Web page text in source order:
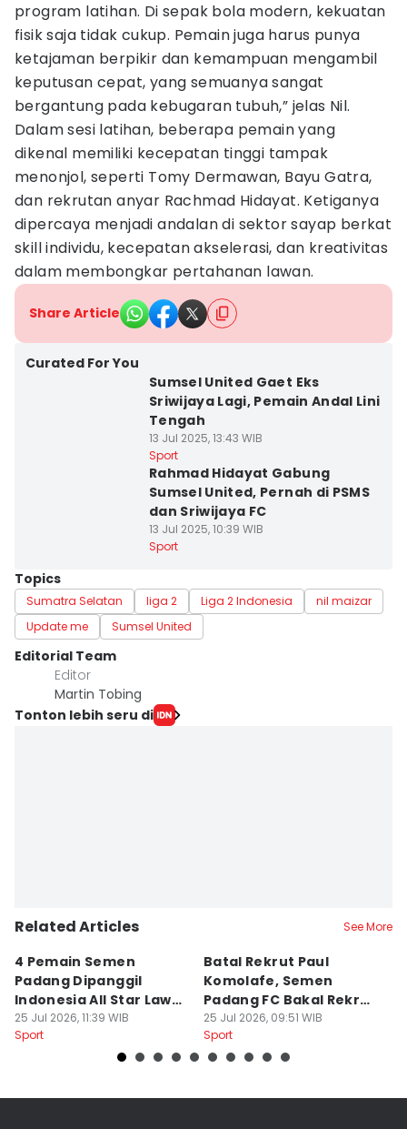
program latihan. Di sepak bola modern, kekuatan
fisik saja tidak cukup. Pemain juga harus punya
ketajaman berpikir dan kemampuan mengambil
keputusan cepat, yang semuanya sangat
bergantung pada kebugaran tubuh,” jelas Nil.
Dalam sesi latihan, beberapa pemain yang
dikenal memiliki kecepatan tinggi tampak
menonjol, seperti Tomy Dermawan, Bayu Gatra,
dan rekrutan anyar Rachmad Hidayat. Ketiganya
dipercaya menjadi andalan di sektor sayap berkat
skill individu, kecepatan akselerasi, dan kreativitas
dalam membongkar pertahanan lawan.
Share Article
Curated For You
Sumsel United Gaet Eks
Sriwijaya Lagi, Pemain Andal Lini
Tengah
13 Jul 2025, 13:43 WIB
Sport
Rahmad Hidayat Gabung
Sumsel United, Pernah di PSMS
dan Sriwijaya FC
13 Jul 2025, 10:39 WIB
Sport
Topics
Sumatra Selatan liga 2 Liga 2 Indonesia
nil maizar
Update me
Sumsel United
Editorial Team
Editor
Martin Tobing
Tonton lebih seru di
Related Articles See More
4 Pemain Semen
Padang Dipanggil
Indonesia All Star Lawan
Aston Villa
25 Jul 2026, 11:39 WIB
Sport
Batal Rekrut Paul
Komolafe, Semen
Padang FC Bakal Rekrut
Striker Baru
25 Jul 2026, 09:51 WIB
Sport